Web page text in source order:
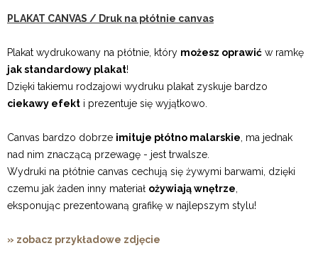
PLAKAT CANVAS / Druk na płótnie canvas
Plakat wydrukowany na płótnie, który możesz oprawić w ramkę
jak standardowy plakat!
Dzięki takiemu rodzajowi wydruku plakat zyskuje bardzo
ciekawy efekt i prezentuje się wyjątkowo.
Canvas bardzo dobrze imituje płótno malarskie , ma jednak
nad nim znaczącą przewagę - jest trwalsze.
Wydruki na płótnie canvas cechują się żywymi barwami, dzięki
czemu jak żaden inny materiał ożywiają wnętrze
eksponując prezentowaną grafikę w najlepszym stylu!
» zobacz przykładowe zdjęcie